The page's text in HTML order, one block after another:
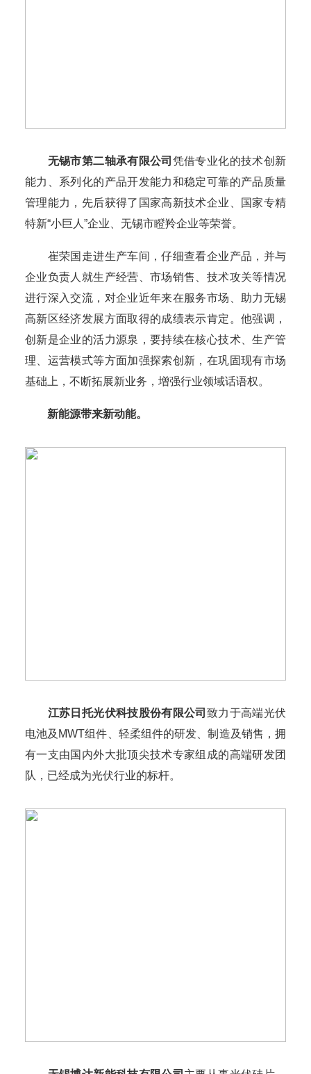
无锡市第二轴承有限公司 凭借专业化的技术创新
能力、系列化的产品开发能力和稳定可靠的产品质量
管理能力，先后获得了国家高新技术企业、国家专精
特新“小巨人”企业、无锡市瞪羚企业等荣誉。
崔荣国走进生产车间，仔细查看企业产品，并与
企业负责人就生产经营、市场销售、技术攻关等情况
进行深入交流，对企业近年来在服务市场、助力无锡
高新区经济发展方面取得的成绩表示肯定。他强调，
创新是企业的活力源泉，要持续在核心技术、生产管
理、运营模式等方面加强探索创新，在巩固现有市场
基础上，不断拓展新业务，增强行业领域话语权。
新能源带来新动能。
江苏日托光伏科技股份有限公司 致力于高端光伏
电池及MWT组件、轻柔组件的研发、制造及销售，拥
有一支由国内外大批顶尖技术专家组成的高端研发团
队，已经成为光伏行业的标杆。